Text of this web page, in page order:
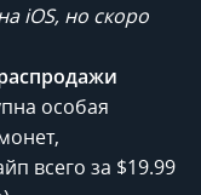
iOS, но скоро
особая
всего за $19.99